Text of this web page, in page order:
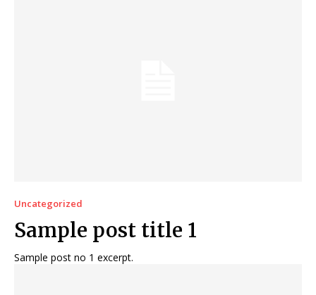
Uncategorized
Sample post title 1
Sample post no 1 excerpt.